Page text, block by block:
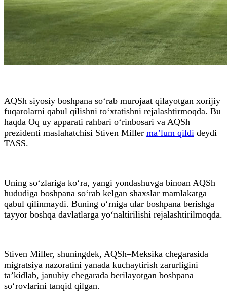
AQSh siyosiy boshpana so‘rab murojaat qilayotgan xorijiy
fuqarolarni qabul qilishni to‘xtatishni rejalashtirmoqda. Bu
haqda Oq uy apparati rahbari o‘rinbosari va AQSh
prezidenti maslahatchisi Stiven Miller ma’lum qildi deydi
TASS.
Uning so‘zlariga ko‘ra, yangi yondashuvga binoan AQSh
hududiga boshpana so‘rab kelgan shaxslar mamlakatga
qabul qilinmaydi. Buning o‘rniga ular boshpana berishga
tayyor boshqa davlatlarga yo‘naltirilishi rejalashtirilmoqda.
Stiven Miller, shuningdek, AQSh–Meksika chegarasida
migratsiya nazoratini yanada kuchaytirish zarurligini
ta’kidlab, janubiy chegarada berilayotgan boshpana
so‘rovlarini tanqid qilgan.